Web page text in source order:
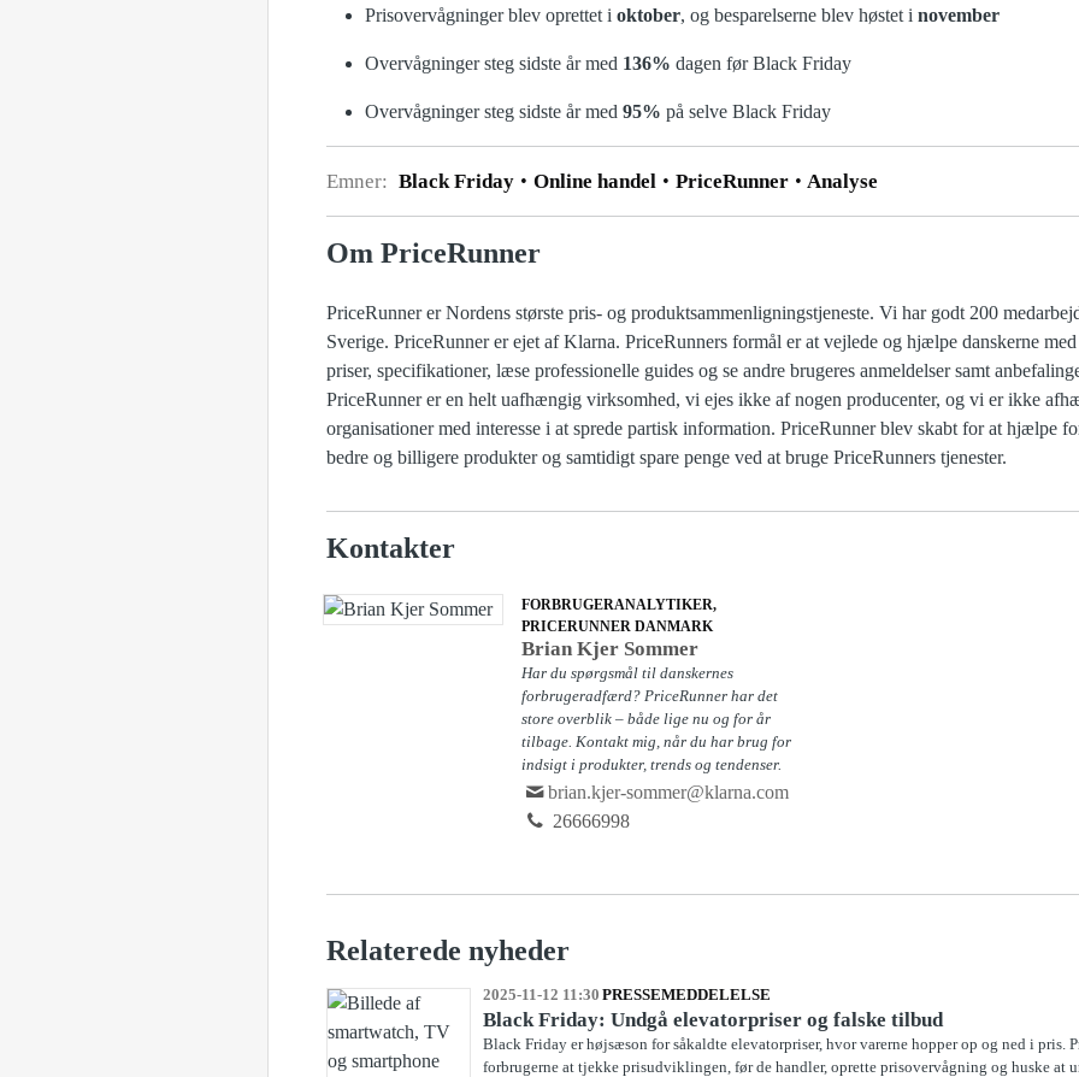
Prisovervågninger blev oprettet i oktober, og besparelserne blev høstet i november
Overvågninger steg sidste år med 136% dagen før Black Friday
Overvågninger steg sidste år med 95% på selve Black Friday
Emner: Black Friday Online handel PriceRunner Analyse
Om PriceRunner
PriceRunner er Nordens største pris- og produktsammenligningstjeneste. Vi har godt 200
Sverige. PriceRunner er ejet af Klarna. PriceRunners formål er at vejlede og hjælpe danskerne
priser, specifikationer, læse professionelle guides og se andre brugeres anmeldelser samt
PriceRunner er en helt uafhængig virksomhed, vi ejes ikke af nogen producenter, og vi er ikke
organisationer med interesse i at sprede partisk information. PriceRunner blev skabt for at hjælpe
bedre og billigere produkter og samtidigt spare penge ved at bruge PriceRunners tjenester.
Kontakter
FORBRUGERANALYTIKER,
PRICERUNNER DANMARK
Brian Kjer Sommer
Har du spørgsmål til danskernes
forbrugeradfærd? PriceRunner har det
store overblik – både lige nu og for år
tilbage. Kontakt mig, når du har brug for
indsigt i produkter, trends og tendenser.
brian.kjer-sommer@klarna.com
26666998
Relaterede nyheder
2025-11-12 11:30 PRESSEMEDDELELSE
Black Friday: Undgå elevatorpriser og falske tilbud
Black Friday er højsæson for såkaldte elevatorpriser, hvor varerne hopper op og ned i pris.
forbrugerne at tjekke prisudviklingen, før de handler, oprette prisovervågning og huske at